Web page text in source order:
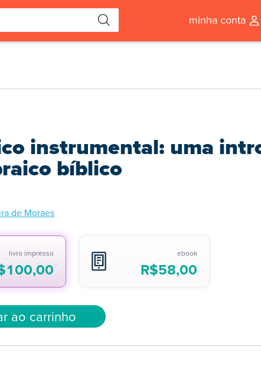
minha conta
instrumental: uma
bíblico
de Moraes
livro impresso
100,00
ebook
R$58,00
ao carrinho